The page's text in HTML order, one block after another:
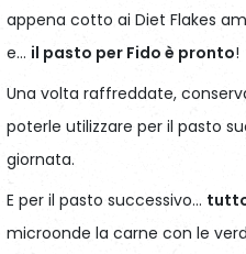
appena cotto ai Diet Flakes
e… il pasto per Fido è pronto!
Una volta raffreddate,
poterle utilizzare per il pasto
giornata.
E per il pasto successivo…
microonde la carne con le